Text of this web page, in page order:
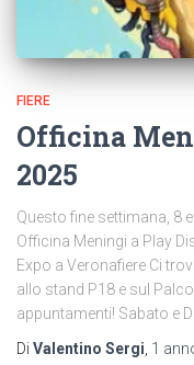
FIERE
Officina
2025
Questo fine settimana, 8
Officina Meningi a Play
Expo a Veronafiere Ci
allo stand P18 e sul
appuntamenti! Sabato e
Di Valentino Sergi 1